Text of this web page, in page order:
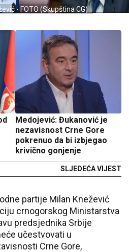
- FOTO (Skupština CG)
Medojević: Đukanović je
nezavisnost Crne Gore
pokrenuo da bi izbjegao
krivično gonjenje
SLJEDEĆA VIJEST
partije Milan Knežević
crnogorskog Ministarstva
predsjednika Srbije
učestvovati u
Crne Gore,